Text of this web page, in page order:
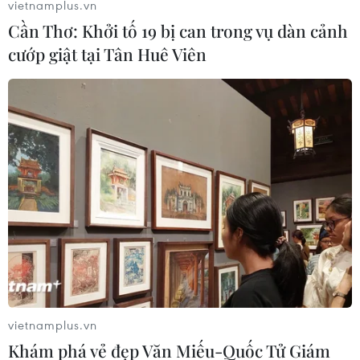
Thế giới cần tiếp tục giảm mạnh hơn nữa
lượng khí thải CO2
14/11/2016 06:10
Lượng khí thải carbon từ việc đốt nhiên liệu hóa thạch
đã gần như không tăng trong 3 năm liên tiếp, song vẫn
chưa đủ để ngăn tình trạng ấm lên toàn cầu.
vietnamplus.vn
Cần Thơ: Khởi tố 19 bị can trong vụ dàn cảnh
cướp giật tại Tân Huê Viên
vietnamplus.vn
Khám phá vẻ đẹp Văn Miếu-Quốc Tử Giám